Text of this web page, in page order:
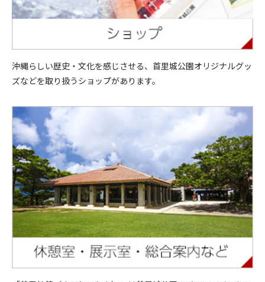
沖縄らしい歴史・文化を感じさせる、首里城公園オリジナルグッ
ズなどを取り扱うショップがあります。